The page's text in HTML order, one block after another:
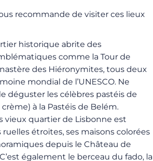
recommande de visiter ces lieux
historique abrite des
comme la Tour de
des Hiéronymites, tous deux
mondial de l’UNESCO. Ne
déguster les célèbres pastéis de
à la Pastéis de Belém.
vieux quartier de Lisbonne est
étroites, ses maisons colorées
depuis le Château de
également le berceau du fado, la